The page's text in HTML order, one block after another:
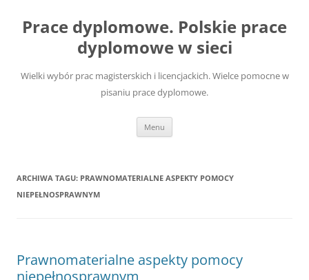
treści
Prace dyplomowe. Polskie prace
dyplomowe w sieci
Wielki wybór prac magisterskich i licencjackich. Wielce pomocne w
pisaniu prace dyplomowe.
Menu
ARCHIWA TAGU: PRAWNOMATERIALNE ASPEKTY POMOCY
NIEPEŁNOSPRAWNYM
Prawnomaterialne aspekty pomocy
niepełnosprawnym